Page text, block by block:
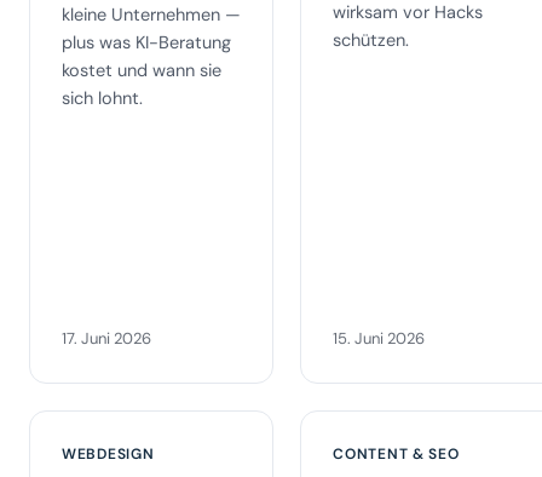
kleine Unternehmen —
plus was KI-Beratung
kostet und wann sie
sich lohnt.
17. Juni 2026
wirksam vor Hacks
schützen.
15. Juni 2026
WEBDESIGN CONTENT & SEO